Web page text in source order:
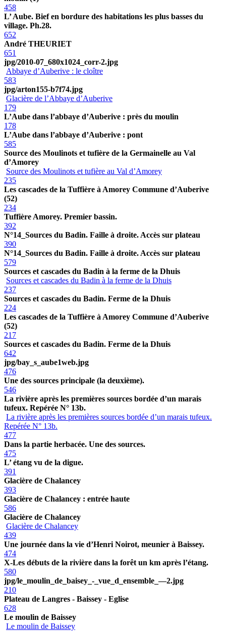
458
L’ Aube. Bief en bordure des habitations les plus basses du
village. Ph.28.
652
André THEURIET
651
jpg/2010-07_680x1024_corr-2.jpg
Abbaye d’Auberive : le cloître
583
jpg/arton155-b7f74.jpg
Glacière de l’Abbaye d’Auberive
179
L’Aube dans l’abbaye d’Auberive : près du moulin
178
L’Aube dans l’abbaye d’Auberive : pont
585
Source des Moulinots et tufière de la Germainelle au Val
d’Amorey
Source des Moulinots et tufière au Val d’Amorey
235
Les cascades de la Tuffière à Amorey Commune d’Auberive
(52)
234
Tuffière Amorey. Premier bassin.
392
N°14_Sources du Badin. Faille à droite. Accès sur plateau
390
N°14_Sources du Badin. Faille à droite. Accès sur plateau
579
Sources et cascades du Badin à la ferme de la Dhuis
Sources et cascades du Badin à la ferme de la Dhuis
237
Sources et cascades du Badin. Ferme de la Dhuis
224
Les cascades de la Tuffière à Amorey Commune d’Auberive
(52)
217
Sources et cascades du Badin. Ferme de la Dhuis
642
jpg/bay_s_aube1web.jpg
476
Une des sources principale (la deuxième).
546
La rivière après les premières sources bordée d’un marais
tufeux. Repérée N° 13b.
La rivière après les premières sources bordée d’un marais tufeux.
Repérée N° 13b.
477
Dans la partie herbacée. Une des sources.
475
L’ étang vu de la digue.
391
Glacière de Chalancey
393
Glacière de Chalancey : entrée haute
586
Glacière de Chalancey
Glacière de Chalancey
439
Une journée dans la vie d’Henri Noirot, meunier à Baissey.
474
X-Les débuts de la rivière dans la forêt un km après l’étang.
580
jpg/le_moulin_de_baisey_-_vue_d_ensemble_—2.jpg
210
Plateau de Langres - Baissey - Eglise
628
Le moulin de Baissey
Le moulin de Baissey